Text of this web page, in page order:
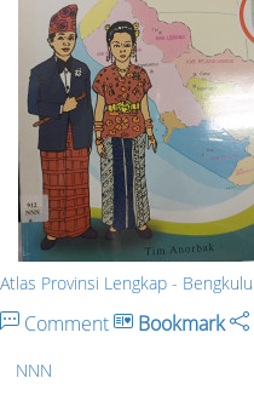
Atlas Provinsi Lengkap - Bengkulu
Comment Bookmark
NNN